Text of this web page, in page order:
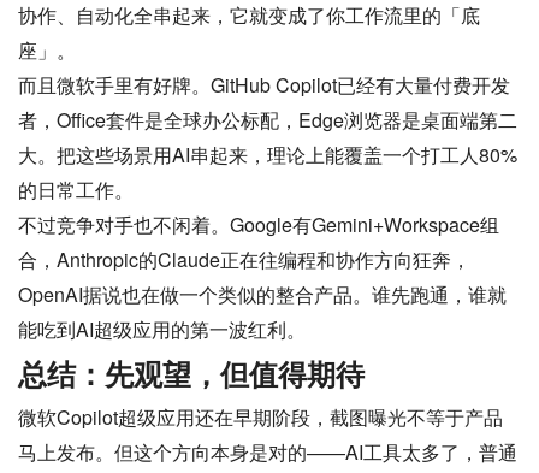
协作、自动化全串起来，它就变成了你工作流里的「底
座」。
而且微软手里有好牌。GitHub Copilot已经有大量付费开发
者，Office套件是全球办公标配，Edge浏览器是桌面端第二
大。把这些场景用AI串起来，理论上能覆盖一个打工人80%
的日常工作。
不过竞争对手也不闲着。Google有Gemini+Workspace组
合，Anthropic的Claude正在往编程和协作方向狂奔，
OpenAI据说也在做一个类似的整合产品。谁先跑通，谁就
能吃到AI超级应用的第一波红利。
总结：先观望，但值得期待
微软Copilot超级应用还在早期阶段，截图曝光不等于产品
马上发布。但这个方向本身是对的——AI工具太多了，普通